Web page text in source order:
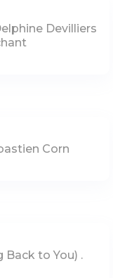
Devilliers
Corn
Back to You) .